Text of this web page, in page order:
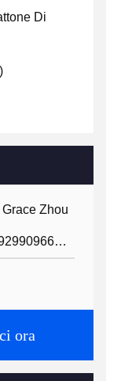
Di
Grace Zhou
+8613929909663--13690711186
ora